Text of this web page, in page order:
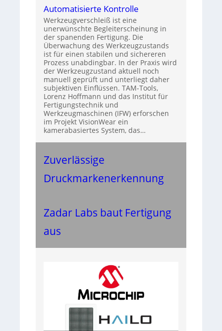
Automatisierte Kontrolle
Werkzeugverschleiß ist eine
unerwünschte Begleiterscheinung in
der spanenden Fertigung. Die
Überwachung des Werkzeugzustands
ist für einen stabilen und sichereren
Prozess unabdingbar. In der Praxis wird
der Werkzeugzustand aktuell noch
manuell geprüft und unterliegt daher
subjektiven Einflüssen. TAM-Tools,
Lorenz Hoffmann und das Institut für
Fertigungstechnik und
Werkzeugmaschinen (IFW) erforschen
im Projekt VisionWear ein
kamerabasiertes System, das…
Zuverlässige
Druckmarkenerkennung
Zadar Labs baut Fertigung
aus